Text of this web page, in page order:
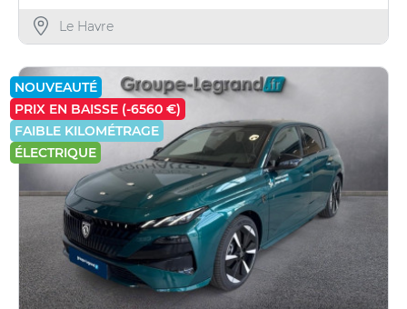
Le Havre
NOUVEAUTÉ
PRIX EN BAISSE (-6560 €)
FAIBLE KILOMÉTRAGE
ÉLECTRIQUE